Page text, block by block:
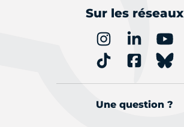
Sur les réseaux
Une question ?